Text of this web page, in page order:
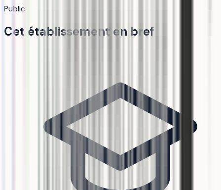
Public
Cet établissement en bref